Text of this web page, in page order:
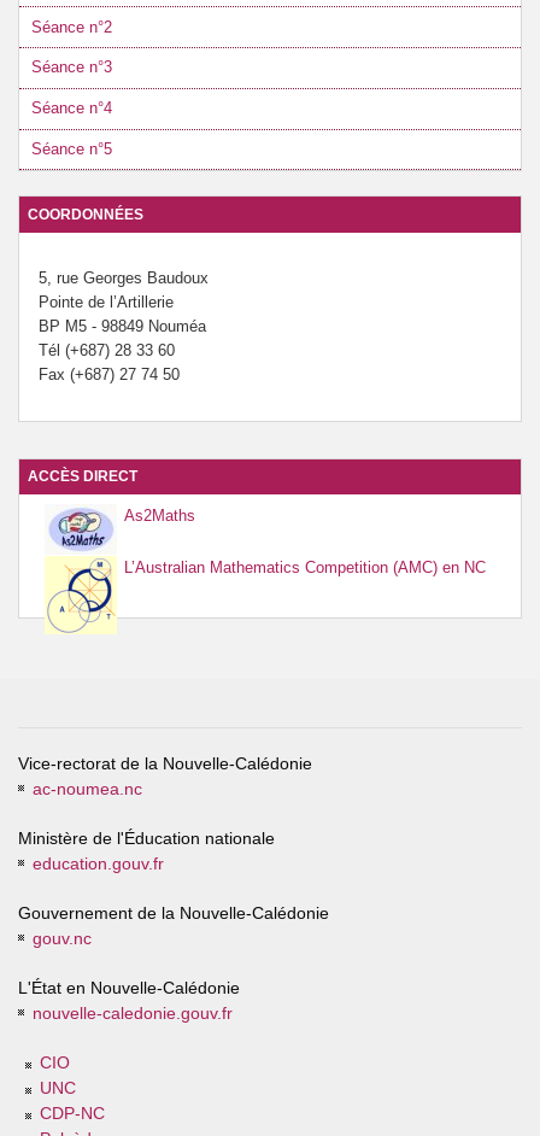
Séance n°2
Séance n°3
Séance n°4
Séance n°5
COORDONNÉES
5, rue Georges Baudoux
Pointe de l’Artillerie
BP M5 - 98849 Nouméa
Tél (+687) 28 33 60
Fax (+687) 27 74 50
ACCÈS DIRECT
As2Maths
L’Australian Mathematics Competition (AMC) en NC
Vice-rectorat de la Nouvelle-Calédonie
ac-noumea.nc
Ministère de l'Éducation nationale
education.gouv.fr
Gouvernement de la Nouvelle-Calédonie
gouv.nc
L'État en Nouvelle-Calédonie
nouvelle-caledonie.gouv.fr
CIO
UNC
CDP-NC